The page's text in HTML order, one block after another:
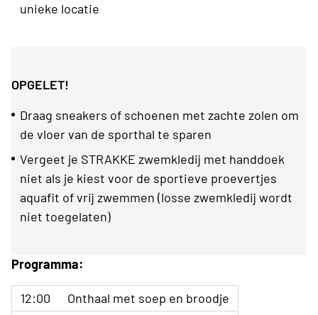
unieke locatie
OPGELET!
Draag sneakers of schoenen met zachte zolen om
de vloer van de sporthal te sparen
Vergeet je STRAKKE zwemkledij met handdoek
niet als je kiest voor de sportieve proevertjes
aquafit of vrij zwemmen (losse zwemkledij wordt
niet toegelaten)
Programma:
12:00
Onthaal met soep en broodje